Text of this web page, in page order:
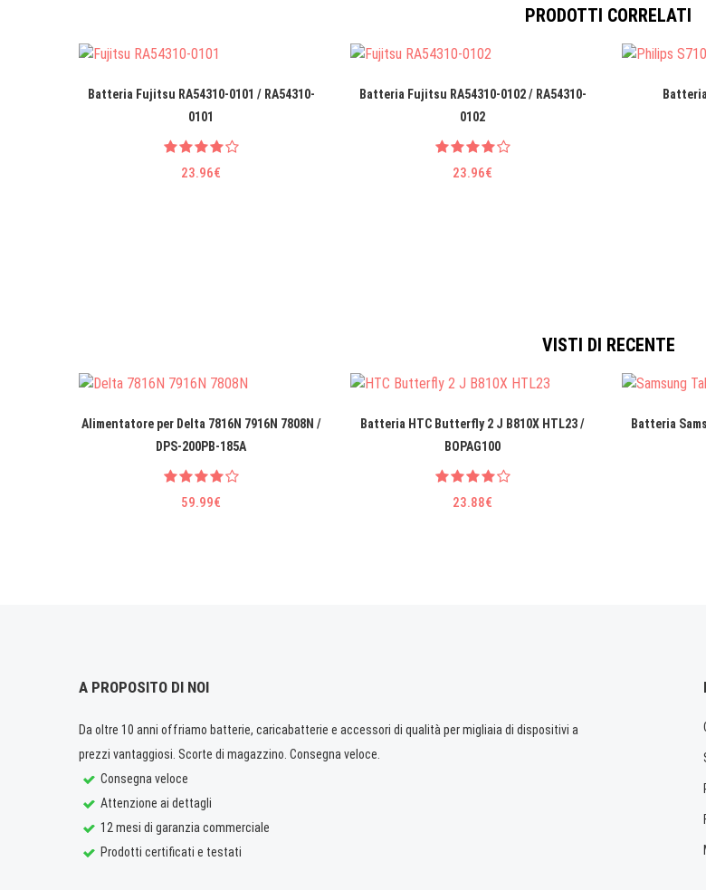
PRODOTTI CORRELATI
Batteria Fujitsu RA54310-0101 / RA54310-
0101
23.96€
Batteria Fujitsu RA54310-0102 / RA54310-
0102
23.96€
VISTI DI RECENTE
Alimentatore per Delta 7816N 7916N 7808N /
DPS-200PB-185A
59.99€
Batteria HTC Butterfly 2 J B810X HTL23 /
BOPAG100
23.88€
Batteria
A PROPOSITO DI NOI
Da oltre 10 anni offriamo batterie, caricabatterie e accessori di qualità per migliaia di dispositivi a
prezzi vantaggiosi. Scorte di magazzino. Consegna veloce.
Consegna veloce
Attenzione ai dettagli
12 mesi di garanzia commerciale
Prodotti certificati e testati